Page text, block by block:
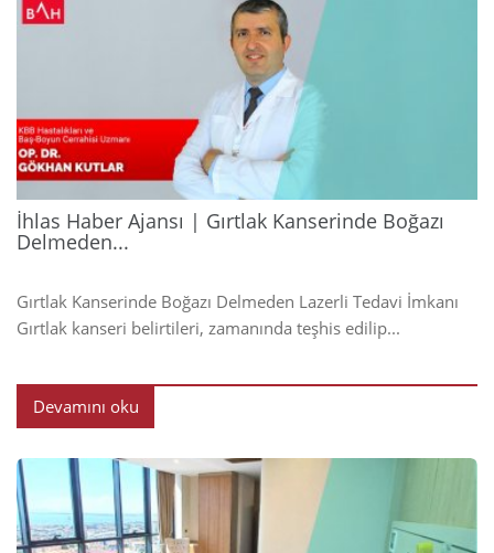
İhlas Haber Ajansı | Gırtlak Kanserinde Boğazı
Delmeden...
Gırtlak Kanserinde Boğazı Delmeden Lazerli Tedavi İmkanı
Gırtlak kanseri belirtileri, zamanında teşhis edilip...
Devamını oku